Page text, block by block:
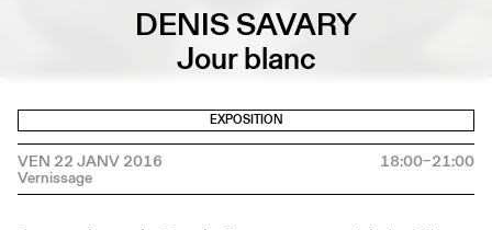
DENIS SAVARY
Jour blanc
EXPOSITION
VEN 22 JANV 2016 18:00–21:00